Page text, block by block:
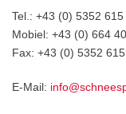
Tel.: +43 (0) 5352 615
Mobiel: +43 (0) 664
Fax: +43 (0) 5352
E-Mail: